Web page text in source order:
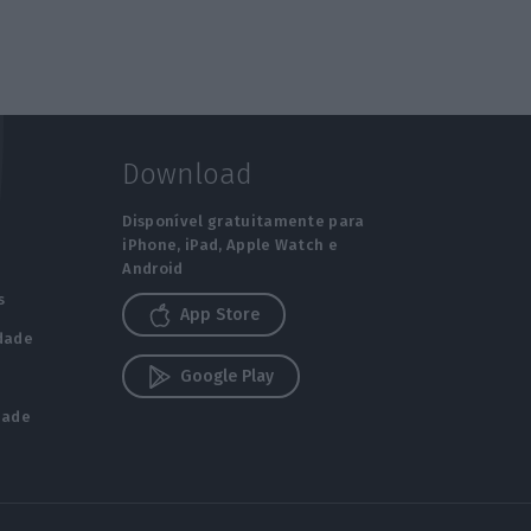
Download
Disponível gratuitamente para
iPhone, iPad, Apple Watch e
Android
App Store
Google Play